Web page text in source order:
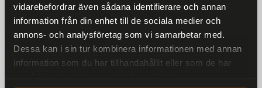
vidarebefordrar även sådana identifierare och annan
information från din enhet till de sociala medier och
annons- och analysföretag som vi samarbetar med.
Dessa kan i sin tur kombinera informationen med annan
information som du har tillhandahållit eller som de har
1-3 DAGAR LEVERANS
Inom Sverige med DHL
SÄKRA BETALNINGAR
Betalkort, Klarna eller Swish